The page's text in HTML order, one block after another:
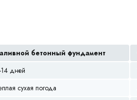
бетонный фундамент
дней
сухая погода